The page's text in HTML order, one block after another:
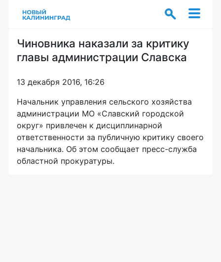
Чиновника наказали за критику
главы администрации Славска
13 декабря 2016, 16:26
Начальник управления сельского хозяйства
администрации МО «Славский городской
округ» привлечен к дисциплинарной
ответственности за публичную критику своего
начальника. Об этом сообщает пресс-служба
областной прокуратуры.